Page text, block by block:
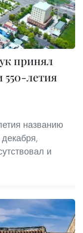
принял
550-летия
названию
и